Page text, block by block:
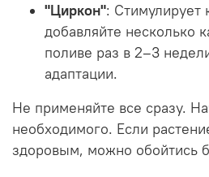
"Циркон": Стимулирует
добавляйте несколько
поливе раз в 2–3
адаптации.
Не применяйте все сразу.
необходимого. Если
здоровым, можно обойтись